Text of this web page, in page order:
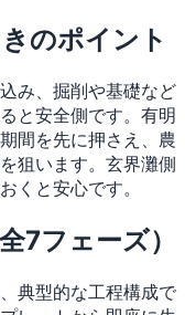
のポイント
み、掘削や基礎など
と安全側です。有明
間を先に押さえ、農
狙います。玄界灘側
くと安心です。
7フェーズ）
典型的な工程構成で